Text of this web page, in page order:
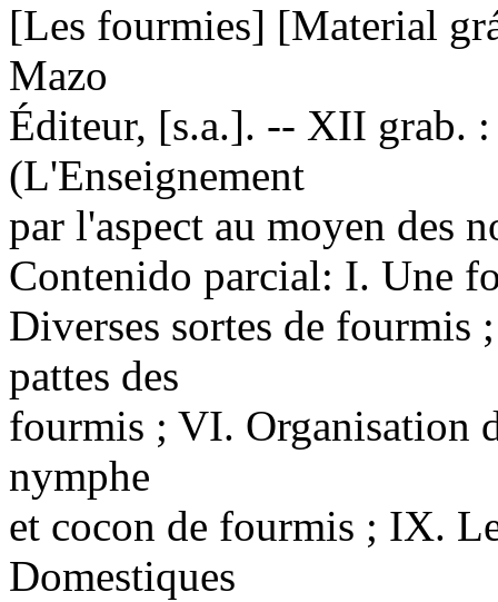
[Les fourmies] [Material
Mazo
Éditeur, [s.a.]. -- XII grab.
(L'Enseignement
par l'aspect au moyen des
Contenido parcial: I. Une
Diverses sortes de fourmis
pattes des
fourmis ; VI. Organisation
nymphe
et cocon de fourmis ; IX.
Domestiques